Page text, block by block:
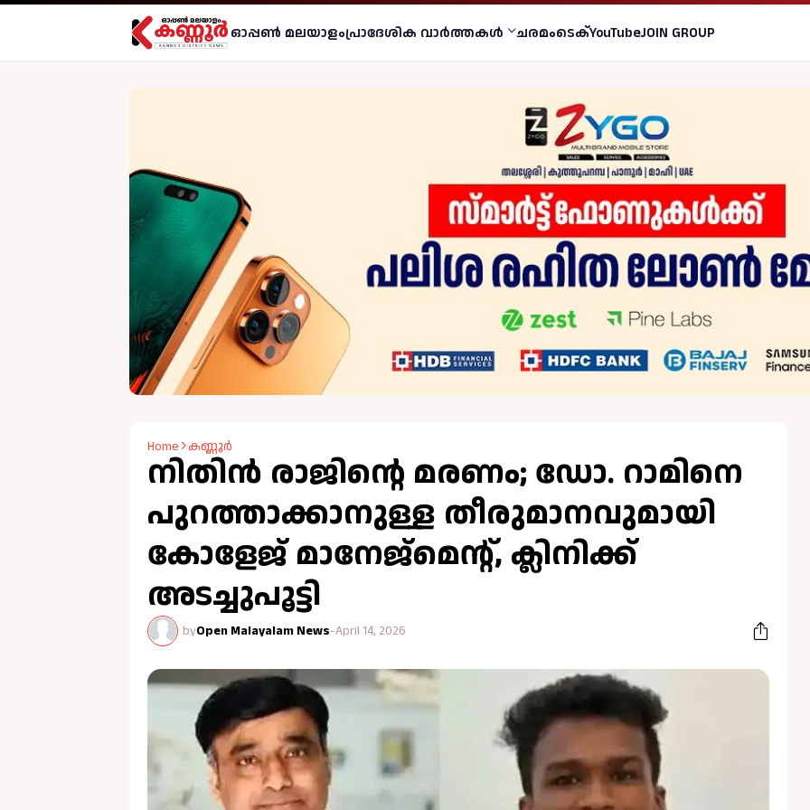
ഓപ്പണ്‍ മലയാളംപ്രാദേശിക വാര്‍ത്തകള്‍ ചരമംടെക്YouTubeJOIN GROUP
Home കണ്ണൂർ
നിതിൻ രാജിന്റെ മരണം; ഡോ. റാമിനെ
പുറത്താക്കാനുള്ള തീരുമാനവുമായി
കോളേജ് മാനേജ്‌മെന്റ്, ക്ലിനിക്ക്
അടച്ചുപൂട്ടി
byOpen Malayalam News-April 14, 2026